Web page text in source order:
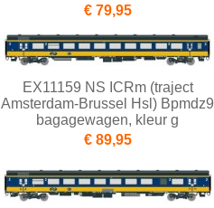
€ 79,95
EX11159 NS ICRm (traject
Amsterdam-Brussel Hsl) Bpmdz9
bagagewagen, kleur g
€ 89,95